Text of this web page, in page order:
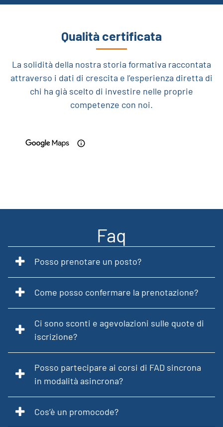
Qualità certificata
La solidità della nostra storia formativa raccontata
attraverso i dati di crescita e l’esperienza diretta di
chi ha già scelto di investire nelle proprie
competenze con noi.
Faq
Posso prenotare un posto?
Come posso confermare la prenotazione?
Ci sono sconti e agevolazioni sulle quote di
iscrizione?
Posso partecipare ai corsi di FAD sincrona
in modalità asincrona?
Cos’è un promocode?